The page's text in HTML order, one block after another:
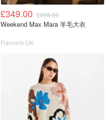
£349.00 £695.00
Weekend Max Mara 羊毛大衣
Flannels UK